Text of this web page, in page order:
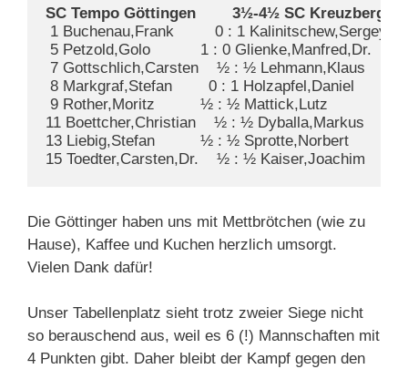
SC Tempo Göttingen        3½-4½ SC
1 Buchenau,Frank         0 : 1 Kalinitschew,Sergey
5 Petzold,Golo           1 : 0 Glienke,Manfred,Dr.     4
7 Gottschlich,Carsten    ½ : ½ Lehmann,Klaus
8 Markgraf,Stefan        0 : 1 Holzapfel,Daniel        6
9 Rother,Moritz          ½ : ½ Mattick,Lutz            7
11 Boettcher,Christian    ½ : ½ Dyballa,Markus
13 Liebig,Stefan          ½ : ½ Sprotte,Norbert        12
15 Toedter,Carsten,Dr.    ½ : ½ Kaiser,Joachim
Die Göttinger haben uns mit Mettbrötchen (wie zu
Hause), Kaffee und Kuchen herzlich umsorgt.
Vielen Dank dafür!
Unser Tabellenplatz sieht trotz zweier Siege nicht
so berauschend aus, weil es 6 (!) Mannschaften mit
4 Punkten gibt. Daher bleibt der Kampf gegen den